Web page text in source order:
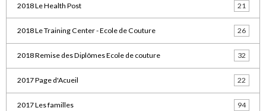
2018 Le Health Post 21
2018 Le Training Center - Ecole de Couture 26
2018 Remise des Diplômes Ecole de couture 32
2017 Page d'Acueil 22
2017 Les familles 94